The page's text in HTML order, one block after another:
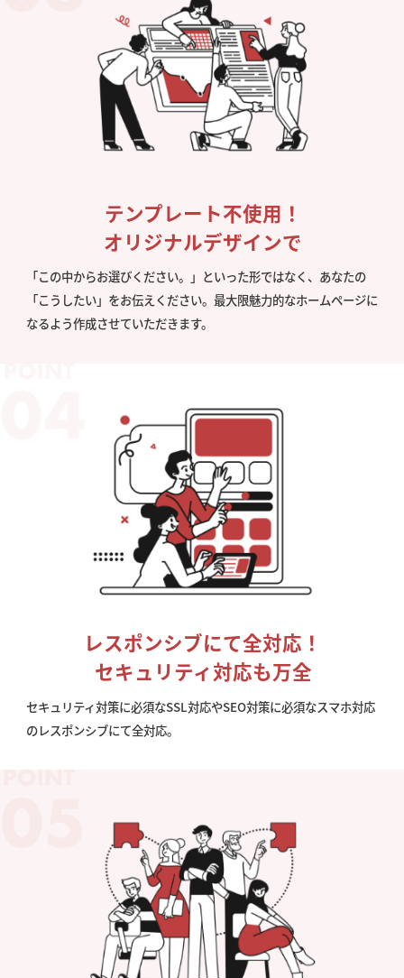
テンプレート不使用！
オリジナルデザインで
「この中からお選びください。」といった形ではなく、あなたの
「こうしたい」をお伝えください。最大限魅力的なホームページに
なるよう作成させていただきます。
レスポンシブにて全対応！
セキュリティ対応も万全
セキュリティ対策に必須なSSL対応やSEO対策に必須なスマホ対応
のレスポンシブにて全対応。